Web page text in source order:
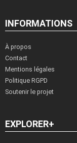
INFORMATIONS
À propos
Contact
Mentions légales
Politique RGPD
Soutenir le projet
EXPLORER+